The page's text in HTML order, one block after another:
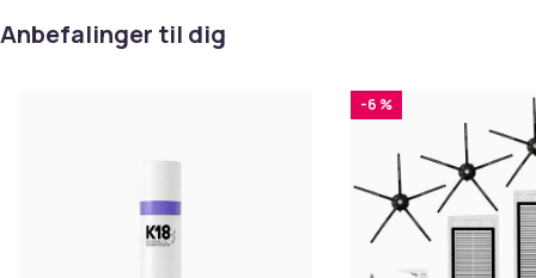
Anbefalinger til dig
-6 %